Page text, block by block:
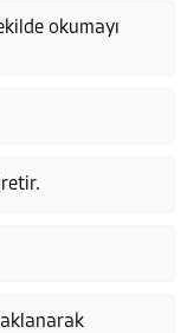
okumayı